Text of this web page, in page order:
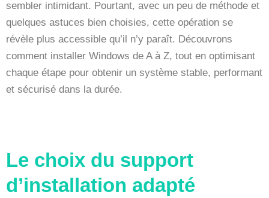
sembler intimidant. Pourtant, avec un peu de méthode et
quelques astuces bien choisies, cette opération se
révèle plus accessible qu’il n’y paraît. Découvrons
comment installer Windows de A à Z, tout en optimisant
chaque étape pour obtenir un système stable, performant
et sécurisé dans la durée.
Le choix du support
d’installation adapté